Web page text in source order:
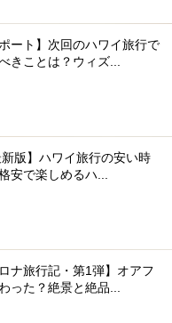
ート】次回のハワイ旅行で
きことは？ウィズ...
新版】ハワイ旅行の安い時
安で楽しめるハ...
ナ旅行記・第1弾】オアフ
った？絶景と絶品...